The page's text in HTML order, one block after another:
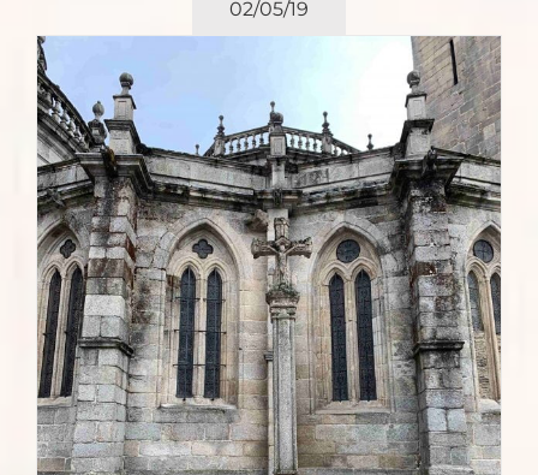
02/05/19